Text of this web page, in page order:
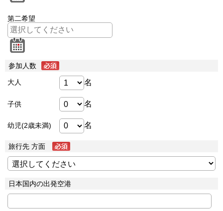
第二希望
参加人数
大人 名
子供 名
幼児(2歳未満) 名
旅行先 方面
日本国内の出発空港